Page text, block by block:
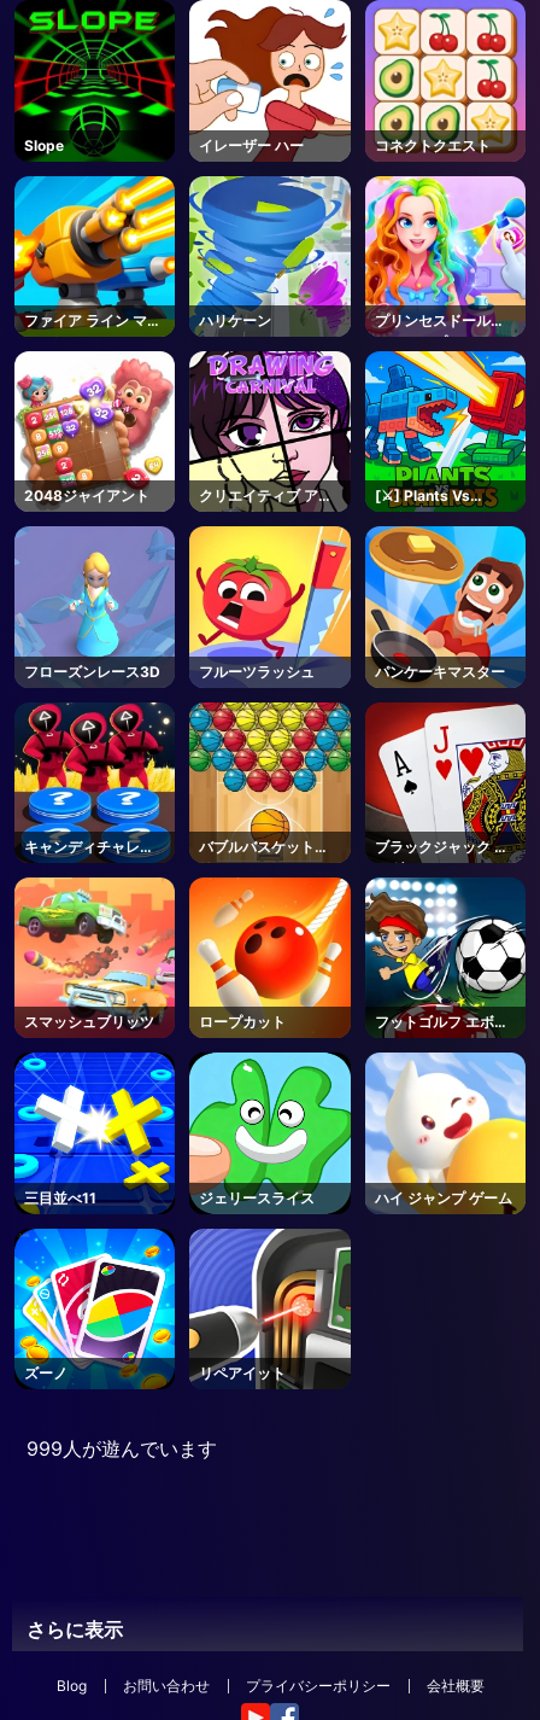
Slope イレーザー ハー コネクトクエスト
ファイア ライン マー
ジ ディフェンス
ハリケーン
プリンセスドールド
レスアップ
2048ジャイアント
クリエイティブ アー
ト パーク
[⚔️] Plants Vs
Brainrots - Roblox
フローズンレース3D フルーツラッシュ パンケーキマスター
キャンディチャレン
ジ
バブルバスケットブ
リッツ
ブラックジャック キ
ング
スマッシュブリッツ ロープカット
フットゴルフ エボリ
ューション
三目並べ11 ジェリースライス ハイ ジャンプ ゲーム
ズーノ リペアイット
999人が遊んでいます
さらに表示
Blog お問い合わせ プライバシーポリシー 会社概要